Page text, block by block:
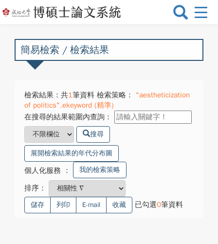
選
換
簡易檢索 / 檢索結果
檢索結果：共1筆資料 檢索策略：
"aestheticization
of politics".ekeyword (精準)
在搜尋的結果範圍內查詢：
搜尋
展開檢索結果的年代分布圖
個人化服務 ： 我的檢索策略
排序：
儲存 列印 E-mail 收藏 已勾選0筆資料